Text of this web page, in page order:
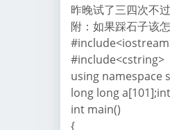
昨晚试了三四次不
附：如果踩石子该
#include<cstring>
using namespace
long long
int main()
{